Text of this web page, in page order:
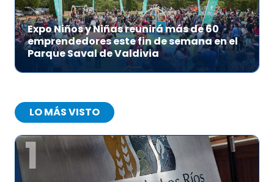
Expo Niños y Niñas reunirá más de 60
emprendedores este fin de semana en el
Parque Saval de Valdivia
LO MÁS VISTO
1